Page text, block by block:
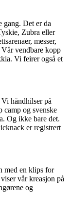
Det er da
Zubra eller
messer,
vendbare kopp
Vi feirer også et
håndhilser på
camp og svenske
Og ikke bare det.
er registrert
med en klips for
vår kreasjon på
og